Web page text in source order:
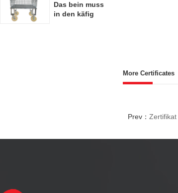
Das bein muss
in den käfig
More Certificates
Prev：